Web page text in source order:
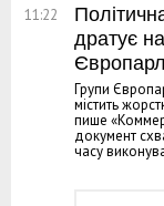
11:22
дратує
Групи
містить
пише
документ
часу